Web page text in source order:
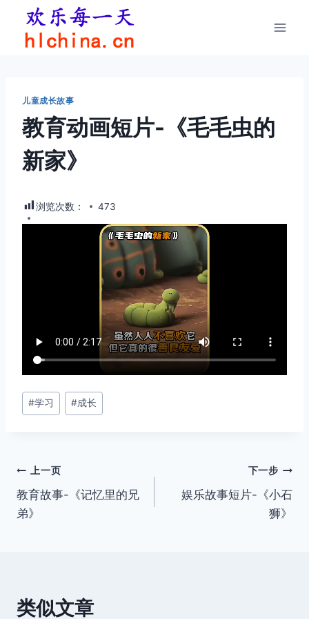
儿童成长故事
教育动画短片-《毛毛虫的
新家》
浏览次数： 473
文
章
#学习 #成长
文
章
上一页
教育故事-《记忆里的兄
弟》
下一步
娱乐故事短片-《小石
狮》
类似文章